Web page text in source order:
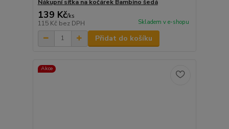
Nákupní síťka na kočárek Bambino šedá
139 Kč/ks
115 Kč bez DPH Skladem v e-shopu
Přidat do košíku
Akce